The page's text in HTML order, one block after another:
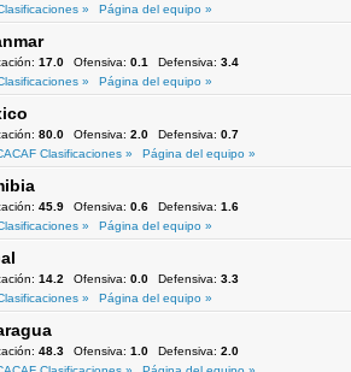
»
Página del equipo »
17.0 Ofensiva: 0.1 Defensiva: 3.4
»
Página del equipo »
80.0 Ofensiva: 2.0 Defensiva: 0.7
Clasificaciones »
Página del equipo »
45.9 Ofensiva: 0.6 Defensiva: 1.6
»
Página del equipo »
14.2 Ofensiva: 0.0 Defensiva: 3.3
»
Página del equipo »
48.3 Ofensiva: 1.0 Defensiva: 2.0